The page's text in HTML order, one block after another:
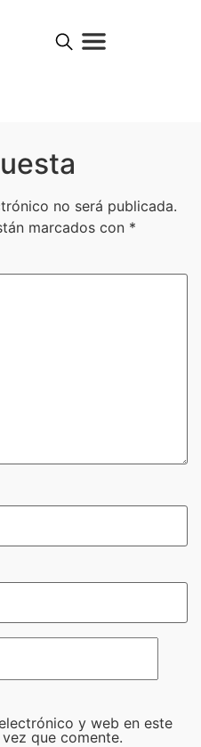
no será publicada.
marcados con *
y web en este
que comente.